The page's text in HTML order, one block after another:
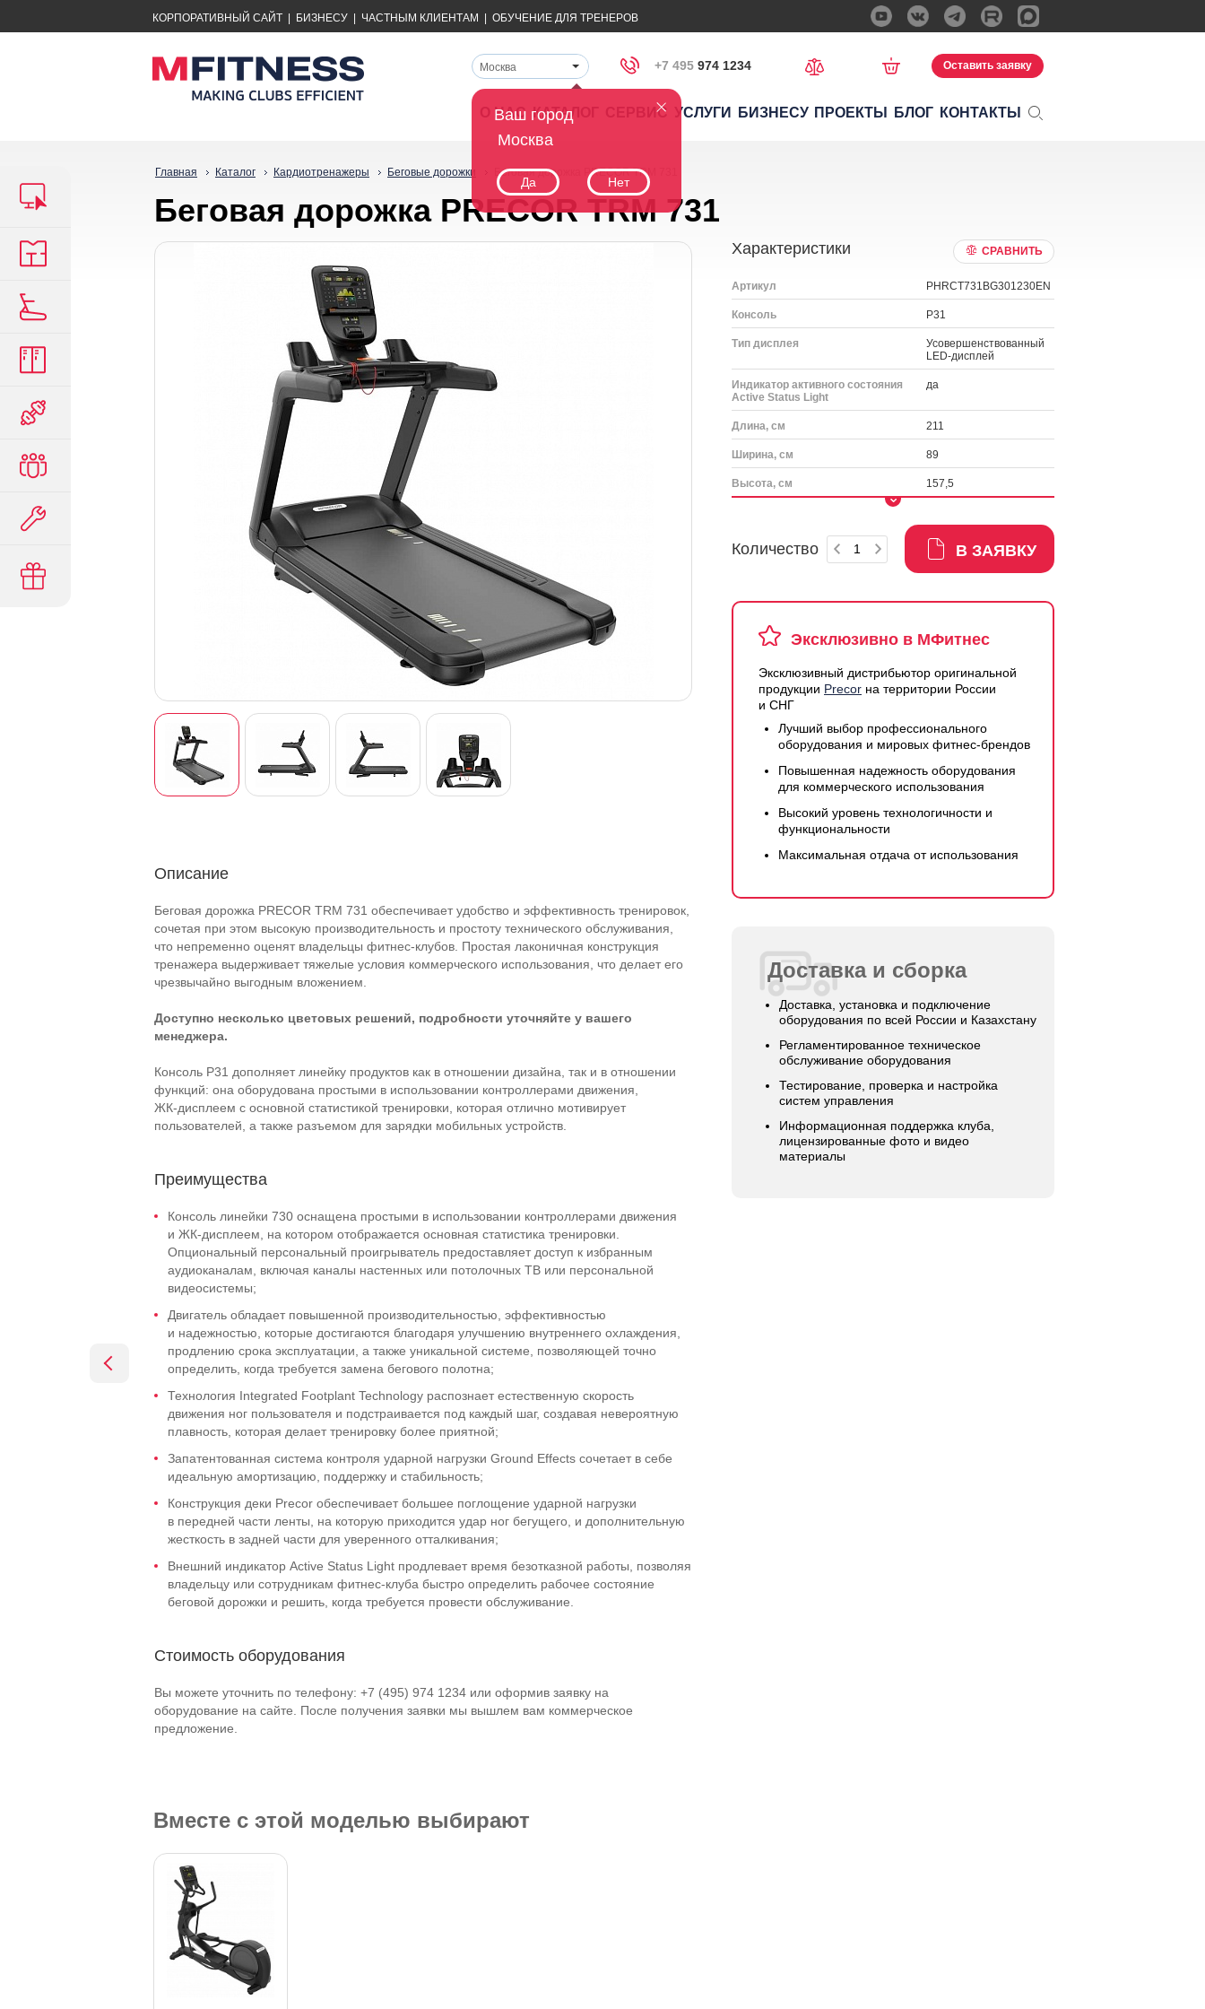
КОРПОРАТИВНЫЙ САЙТ БИЗНЕСУ ЧАСТНЫМ КЛИЕНТАМ ОБУЧЕНИЕ ДЛЯ ТРЕНЕРОВ
Ваш город
Москва
Да Нет
Москва +7 495 974 1234 Оставить заявку
О НАС КАТАЛОГ СЕРВИС УСЛУГИ БИЗНЕСУ ПРОЕКТЫ БЛОГ КОНТАКТЫ
Главная Каталог Кардиотренажеры Беговые дорожки Беговая дорожка PRECOR TRM 731
Беговая дорожка PRECOR TRM 731
Характеристики СРАВНИТЬ
Артикул PHRCT731BG301230EN
Консоль P31
Тип дисплея
Усовершенствованный
LED-дисплей
Индикатор активного состояния
Active Status Light
да
Длина, см 211
Ширина, см 89
Высота, см 157,5
Количество В ЗАЯВКУ
Эксклюзивно в МФитнес
Эксклюзивный дистрибьютор оригинальной
продукции Precor на территории России
и СНГ
Лучший выбор профессионального
оборудования и мировых фитнес-брендов
Повышенная надежность оборудования
для коммерческого использования
Высокий уровень технологичности и
функциональности
Максимальная отдача от использования
Доставка и сборка
Доставка, установка и подключение
оборудования по всей России и Казахстану
Регламентированное техническое
обслуживание оборудования
Тестирование, проверка и настройка
систем управления
Информационная поддержка клуба,
лицензированные фото и видео
материалы
Описание
Беговая дорожка PRECOR TRM 731 обеспечивает удобство и эффективность тренировок,
сочетая при этом высокую производительность и простоту технического обслуживания,
что непременно оценят владельцы фитнес-клубов . Простая лаконичная конструкция
тренажера выдерживает тяжелые условия коммерческого использования, что делает его
чрезвычайно выгодным вложением.
Доступно несколько цветовых решений, подробности уточняйте у вашего
менеджера.
Консоль P31 дополняет линейку продуктов как в отношении дизайна, так и в отношении
функций: она оборудована простыми в использовании контроллерами движения,
ЖК-дисплеем с основной статистикой тренировки, которая отлично мотивирует
пользователей, а также разъемом для зарядки мобильных устройств.
Преимущества
Консоль линейки 730 оснащена простыми в использовании контроллерами движения
и ЖК-дисплеем , на котором отображается основная статистика тренировки.
Опциональный персональный проигрыватель предоставляет доступ к избранным
аудиоканалам, включая каналы настенных или потолочных ТВ или персональной
видеосистемы;
Двигатель обладает повышенной производительностью, эффективностью
и надежностью, которые достигаются благодаря улучшению внутреннего охлаждения,
продлению срока эксплуатации, а также уникальной системе, позволяющей точно
определить, когда требуется замена бегового полотна;
Технология Integrated Footplant Technology распознает естественную скорость
движения ног пользователя и подстраивается под каждый шаг, создавая невероятную
плавность, которая делает тренировку более приятной;
Запатентованная система контроля ударной нагрузки Ground Effects сочетает в себе
идеальную амортизацию, поддержку и стабильность;
Конструкция деки Precor обеспечивает большее поглощение ударной нагрузки
в передней части ленты, на которую приходится удар ног бегущего, и дополнительную
жесткость в задней части для уверенного отталкивания;
Внешний индикатор Active Status Light продлевает время безотказной работы, позволяя
владельцу или сотрудникам фитнес-клуба быстро определить рабочее состояние
беговой дорожки и решить, когда требуется провести обслуживание.
Стоимость оборудования
Вы можете уточнить по телефону: +7 (495) 974 1234 или оформив заявку на
оборудование на сайте. После получения заявки мы вышлем вам коммерческое
предложение.
Вместе с этой моделью выбирают